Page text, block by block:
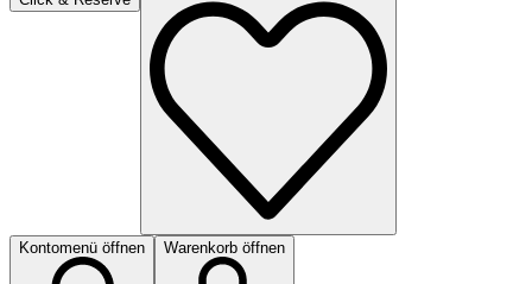
Kontomenü öffnen Warenkorb öffnen